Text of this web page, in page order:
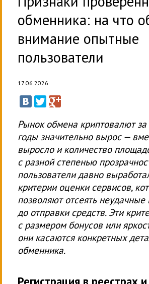
обменника: на что
внимание опытные
пользователи
17.06.2026
Рынок обмена криптовалют
годы значительно вырос —
выросло и количество
с разной степенью
пользователи давно
критерии оценки сервисов,
позволяют отсеять
до отправки средств. Эти
с размером бонусов или
они касаются конкретных
обменника.